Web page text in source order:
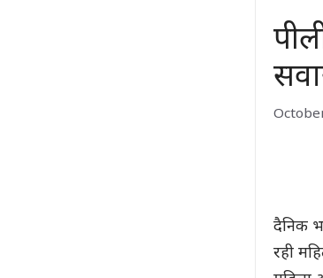
दैनिक
रही